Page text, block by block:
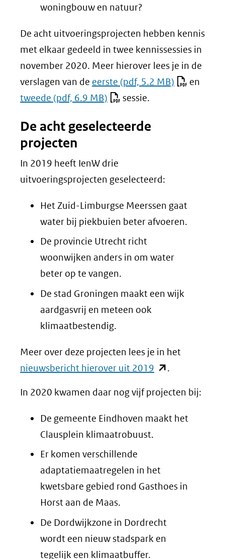
woningbouw en natuur?
De acht uitvoeringsprojecten hebben kennis
met elkaar gedeeld in twee kennissessies in
november 2020. Meer hierover lees je in de
verslagen van de eerste (pdf, 5.2 MB)
en
tweede (pdf, 6.9 MB) sessie.
De acht geselecteerde
projecten
In 2019 heeft IenW drie
uitvoeringsprojecten geselecteerd:
Het Zuid-Limburgse Meerssen gaat
water bij piekbuien beter afvoeren.
De provincie Utrecht richt
woonwijken anders in om water
beter op te vangen.
De stad Groningen maakt een wijk
aardgasvrij en meteen ook
klimaatbestendig.
Meer over deze projecten lees je in het
nieuwsbericht hierover uit 2019 (opent
nieuw
venster)
andere
.
In 2020 kwamen daar nog vijf projecten bij:
De gemeente Eindhoven maakt het
Clausplein klimaatrobuust.
Er komen verschillende
adaptatiemaatregelen in het
kwetsbare gebied rond Gasthoes in
Horst aan de Maas.
De Dordwijkzone in Dordrecht
wordt een nieuw stadspark en
tegelijk een klimaatbuffer.